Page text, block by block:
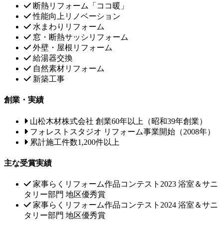
断熱リフォーム「ココ暖」
性能向上リノベーション
水まわりリフォーム
窓・断熱サッシリフォーム
外壁・屋根リフォーム
給湯器交換
自然素材リフォーム
新築工事
創業・実績
山松木材株式会社 創業60年以上（昭和39年創業）
フォレストスタジオ リフォーム事業開始（2008年）
累計施工件数1,200件以上
主な受賞実績
家事らくリフォーム作品コンテスト2023 浴室＆サニ
タリー部門 地区優秀賞
家事らくリフォーム作品コンテスト2024 浴室＆サニ
タリー部門 地区優秀賞